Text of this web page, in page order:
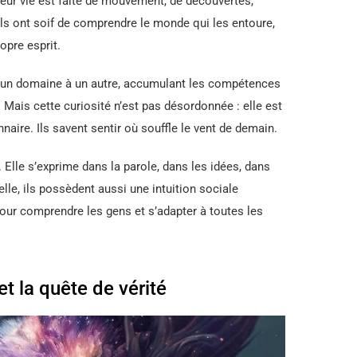
ont soif de comprendre le monde qui les entoure,
esprit.
domaine à un autre, accumulant les compétences
cette curiosité n’est pas désordonnée : elle est
Ils savent sentir où souffle le vent de demain.
s’exprime dans la parole, dans les idées, dans
ils possèdent aussi une intuition sociale
comprendre les gens et s’adapter à toutes les
la quête de vérité